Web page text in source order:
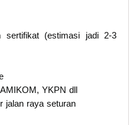
(estimasi jadi 2-3
YKPN dll
jalan raya seturan